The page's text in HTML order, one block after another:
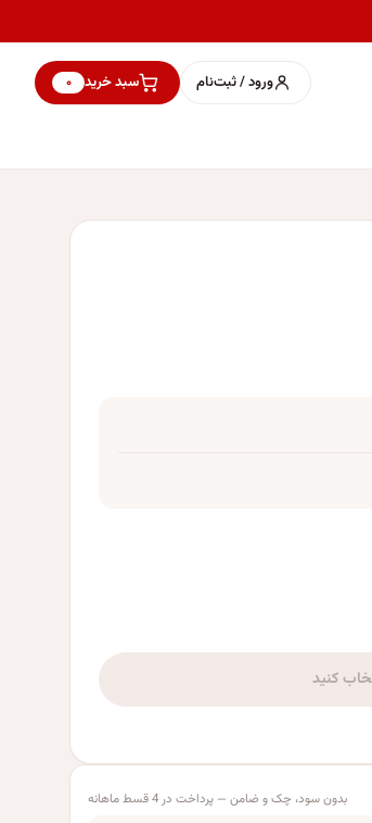
ورود / ثبت‌نام سبد خرید ۰
کنید
بدون سود، چک و ضامن — پرداخت در 4 قسط ماهانه